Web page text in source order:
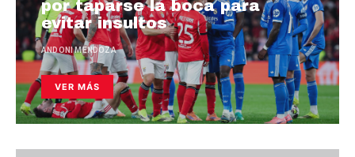
por taparse la boca para
evitar insultos
ANDONI MENDOZA
VER MÁS